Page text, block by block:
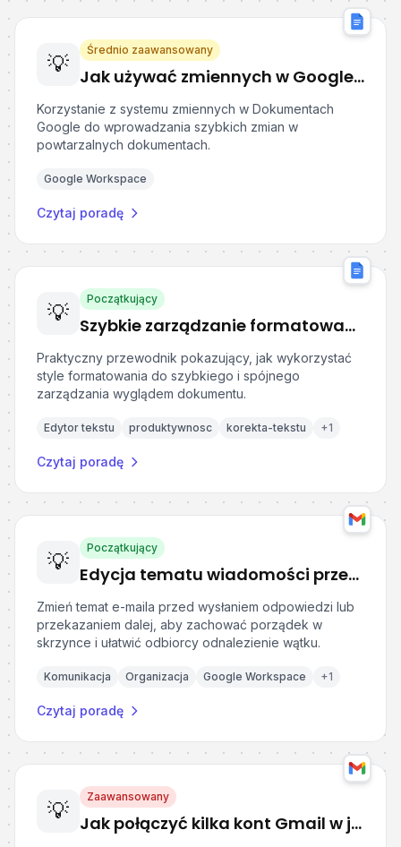
💡
Średnio zaawansowany
Jak używać zmiennych w Google Docs
Korzystanie z systemu zmiennych w Dokumentach
Google do wprowadzania szybkich zmian w
powtarzalnych dokumentach.
Google Workspace
Czytaj poradę
💡
Początkujący
Szybkie zarządzanie formatowaniem tekstu z użyciem stylów formatowania
Praktyczny przewodnik pokazujący, jak wykorzystać
style formatowania do szybkiego i spójnego
zarządzania wyglądem dokumentu.
Edytor tekstu produktywnosc korekta-tekstu +1
Czytaj poradę
💡
Początkujący
Edycja tematu wiadomości przed odpowiedzią lub przekazaniem w Gmail
Zmień temat e-maila przed wysłaniem odpowiedzi lub
przekazaniem dalej, aby zachować porządek w
skrzynce i ułatwić odbiorcy odnalezienie wątku.
Komunikacja Organizacja Google Workspace +1
Czytaj poradę
💡
Zaawansowany
Jak połączyć kilka kont Gmail w jedno